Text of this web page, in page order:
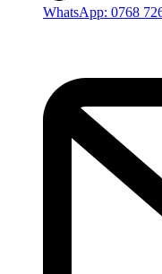
WhatsApp: 0768